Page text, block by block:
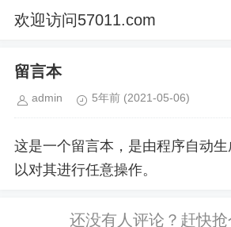
欢迎访问57011.com
留言本
admin 5年前 (2021-05-06)
这是一个留言本，是由程序自动
以对其进行任意操作。